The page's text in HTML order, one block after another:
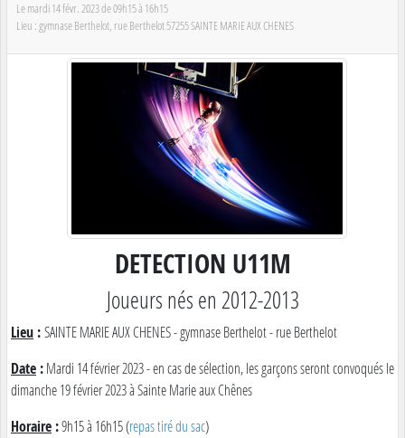
Lemardi14févr. 2023de 09h15 à 16h15
Lieu :gymnase Berthelot, rue Berthelot57255SAINTE MARIE AUX CHENES
DETECTION U11M
Joueurs nés en 2012-2013
Lieu :SAINTE MARIE AUX CHENES - gymnase Berthelot - rue Berthelot
Date :Mardi 14 février 2023 - en cas de sélection, les garçons seront convoqués le
dimanche 19 février 2023 à Sainte Marie aux Chênes
Horaire :9h15 à 16h15 (repas tiré du sac)